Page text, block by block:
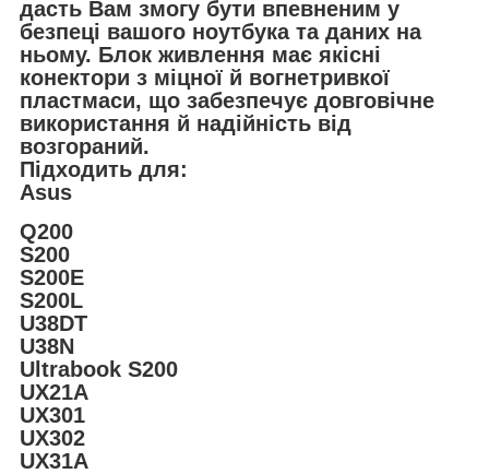
дасть Вам змогу бути впевненим у
безпеці вашого ноутбука та даних на
ньому. Блок живлення має якісні
конектори з міцної й вогнетривкої
пластмаси, що забезпечує довговічне
використання й надійність від
возгораний.
Підходить для:
Asus
Q200
S200
S200E
S200L
U38DT
U38N
Ultrabook S200
UX21A
UX301
UX302
UX31A